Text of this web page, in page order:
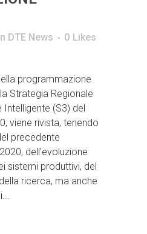
DTE News 0 Likes
programmazione
Strategia Regionale
Intelligente (S3) del
viene rivista, tenendo
precedente
dell’evoluzione
sistemi produttivi, del
ricerca, ma anche